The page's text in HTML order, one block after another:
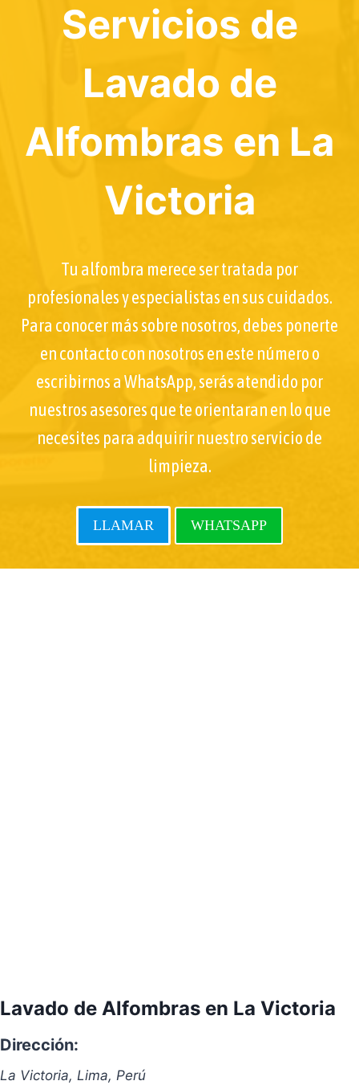
Servicios de
Lavado de
Alfombras en La
Victoria
Tu alfombra merece ser tratada por
profesionales y especialistas en sus cuidados.
Para conocer más sobre nosotros, debes ponerte
en contacto con nosotros en este número o
escribirnos a WhatsApp, serás atendido por
nuestros asesores que te orientaran en lo que
necesites para adquirir nuestro servicio de
limpieza.
LLAMAR WHATSAPP
Lavado de Alfombras en La Victoria
Dirección:
La Victoria, Lima, Perú